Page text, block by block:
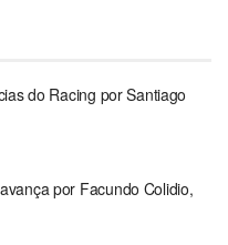
do Racing por Santiago
por Facundo Colidio,